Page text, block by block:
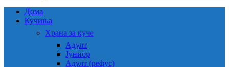
Дома
Кучиња
Храна за куче
Адулт
Јуниор
Адулт (рефус)